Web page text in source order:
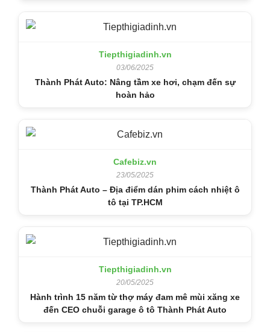
Tiepthigiadinh.vn
03/06/2025
Thành Phát Auto: Nâng tầm xe hơi, chạm đến sự
hoàn hảo
Cafebiz.vn
23/05/2025
Thành Phát Auto – Địa điểm dán phim cách nhiệt ô
tô tại TP.HCM
Tiepthigiadinh.vn
20/05/2025
Hành trình 15 năm từ thợ máy đam mê mùi xăng xe
đến CEO chuỗi garage ô tô Thành Phát Auto